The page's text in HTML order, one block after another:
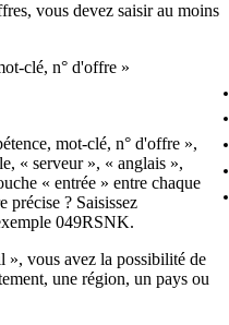
vous devez saisir au moins
clé, n° d'offre »
mot-clé, n° d'offre »,
« serveur », « anglais »,
« entrée » entre chaque
précise ? Saisissez
049RSNK.
», vous avez la possibilité de
une région, un pays ou